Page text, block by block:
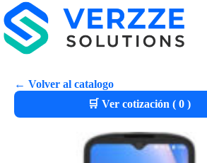
← Volver al catalogo
🛒 Ver cotización ( 0)